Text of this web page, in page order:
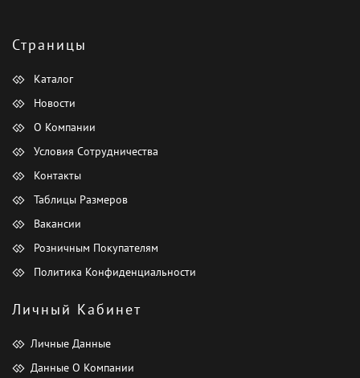
Страницы
Каталог
Новости
О Компании
Условия Сотрудничества
Контакты
Таблицы Размеров
Вакансии
Розничным Покупателям
Политика Конфиденциальности
Личный Кабинет
Личные Данные
Данные О Компании